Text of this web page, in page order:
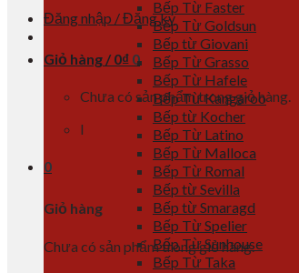
Đăng nhập / Đăng ký
Giỏ hàng / 0₫ 0
Chưa có sản phẩm trong giỏ hàng.
l
0
Giỏ hàng
Chưa có sản phẩm trong giỏ hàng.
Bếp Từ Faster
Bếp Từ Goldsun
Bếp từ Giovani
Bếp Từ Grasso
Bếp Từ Hafele
Bếp Từ Kangaroo
Bếp từ Kocher
Bếp Từ Latino
Bếp Từ Malloca
Bếp Từ Romal
Bếp từ Sevilla
Bếp từ Smaragd
Bếp Từ Spelier
Bếp Từ Sunhouse
Bếp Từ Taka